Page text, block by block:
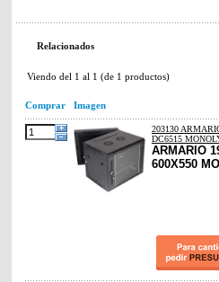
Relacionados
Viendo del 1 al 1 (de 1 productos)
Comprar Imagen
203130
DC6515
ARMARIO
600X550